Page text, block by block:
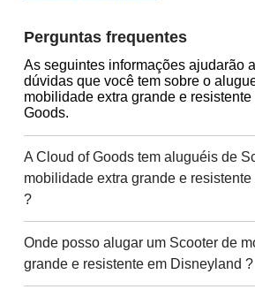
Perguntas frequentes
As seguintes informações ajudarão
dúvidas que você tem sobre o
mobilidade extra grande e
Goods.
A Cloud of Goods tem aluguéis de
mobilidade extra grande e
?
Onde posso alugar um Scooter de
grande e resistente em Disneyland ?